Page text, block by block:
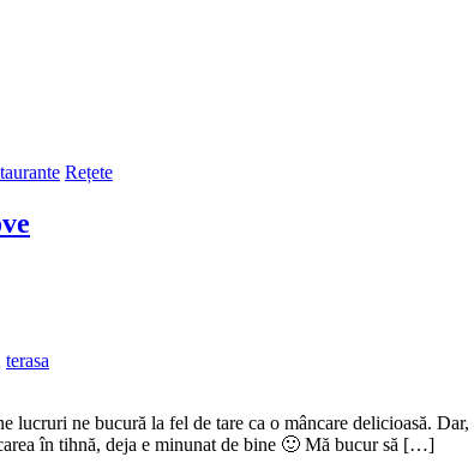
Rețete
terasa
ne bucură la fel de tare ca o mâncare delicioasă.
în tihnă, deja e minunat de bine 🙂 Mă bucur să […]